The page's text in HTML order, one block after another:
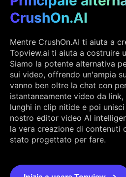
CrushOn.AI
Mentre CrushOn.AI ti aiuta a
Topview.ai ti aiuta a costruire
Siamo la potente alternativa
sui video, offrendo un'ampia
vanno ben oltre la chat con
istantaneamente video da
lunghi in clip nitide e poi
nostro editor video AI
la vera creazione di contenuti
stato progettato per fare.